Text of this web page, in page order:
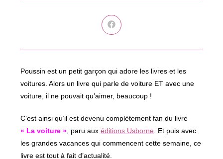
Ouvrir
dans
autre
Poussin est un petit garçon qui adore les livres et les
voitures. Alors un livre qui parle de voiture ET avec une
voiture, il ne pouvait qu’aimer, beaucoup !
C’est ainsi qu’il est devenu complètement fan du livre
« La voiture » , paru auxéditions Usborne . Et puis avec
les grandes vacances qui commencent cette semaine, ce
livre est tout à fait d’actualité.